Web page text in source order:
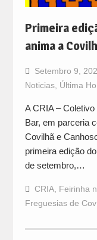
Primeira
anima a
Setembro 9,
Noticias, Última
A CRIA –
Bar, em parceria
Covilhã e
primeira edição
de setembro,…
CRIA, Feirinha
Freguesias de